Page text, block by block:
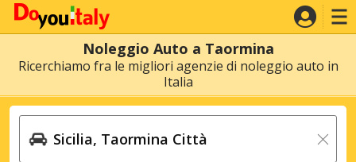
Noleggio Auto a Taormina
Ricerchiamo fra le migliori agenzie di noleggio auto in
Italia